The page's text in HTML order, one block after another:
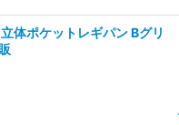
体ポケットレギパン Bグリ